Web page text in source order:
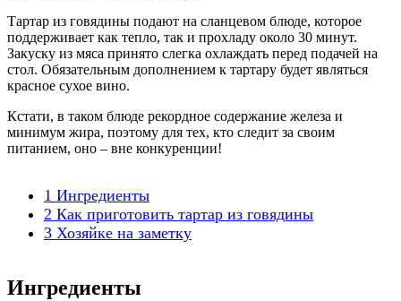
Тартар из говядины подают на сланцевом блюде, которое
поддерживает как тепло, так и прохладу около 30 минут.
Закуску из мяса принято слегка охлаждать перед подачей на
стол. Обязательным дополнением к тартару будет являться
красное сухое вино.
Кстати, в таком блюде рекордное содержание железа и
минимум жира, поэтому для тех, кто следит за своим
питанием, оно – вне конкуренции!
1 Ингредиенты
2 Как приготовить тартар из говядины
3 Хозяйке на заметку
Ингредиенты